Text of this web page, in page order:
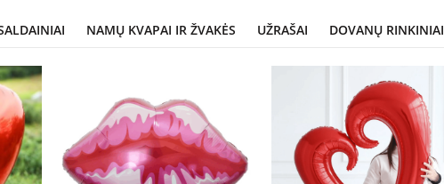
NAMŲ KVAPAI IR ŽVAKĖS UŽRAŠAI DOVANŲ RINKINIAI